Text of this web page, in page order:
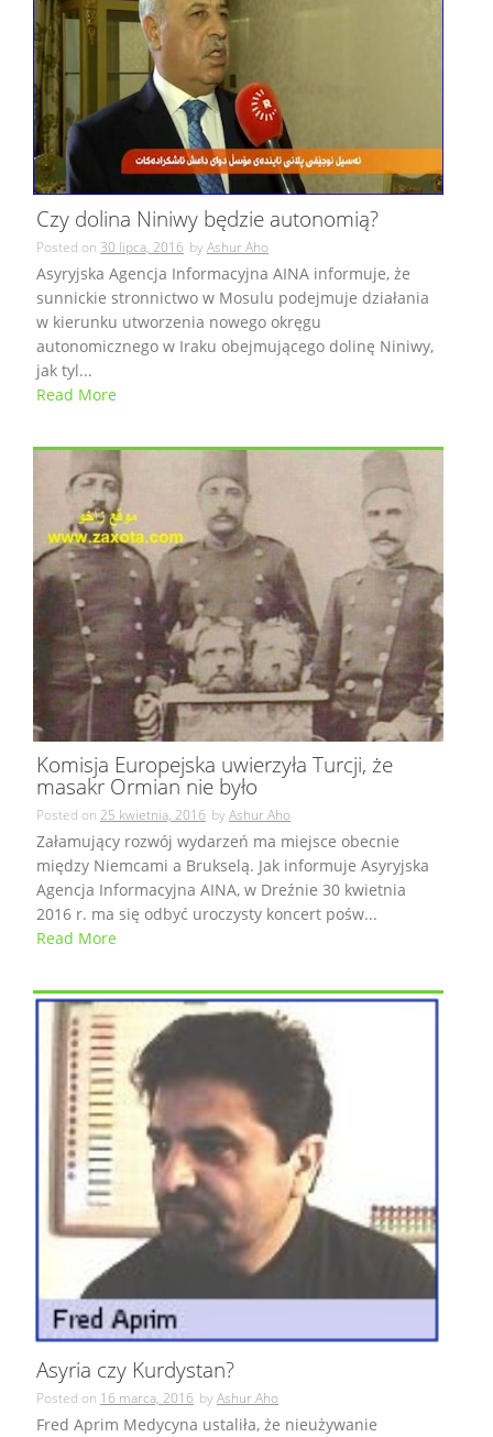
Czy dolina Niniwy będzie autonomią?
Posted on 30 lipca, 2016 byAshur Aho
Asyryjska Agencja Informacyjna AINA informuje, że
sunnickie stronnictwo w Mosulu podejmuje działania
w kierunku utworzenia nowego okręgu
autonomicznego w Iraku obejmującego dolinę Niniwy,
jak tyl...
Read More
Komisja Europejska uwierzyła Turcji, że
masakr Ormian nie było
Posted on 25 kwietnia, 2016 byAshur Aho
Załamujący rozwój wydarzeń ma miejsce obecnie
między Niemcami a Brukselą. Jak informuje Asyryjska
Agencja Informacyjna AINA, w Dreźnie 30 kwietnia
2016 r. ma się odbyć uroczysty koncert pośw...
Read More
Asyria czy Kurdystan?
Posted on 16 marca, 2016 byAshur Aho
Fred Aprim Medycyna ustaliła, że nieużywanie